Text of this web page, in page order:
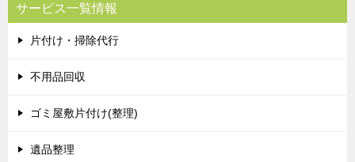
サービス一覧情報
片付け・掃除代行
不用品回収
ゴミ屋敷片付け(整理)
遺品整理